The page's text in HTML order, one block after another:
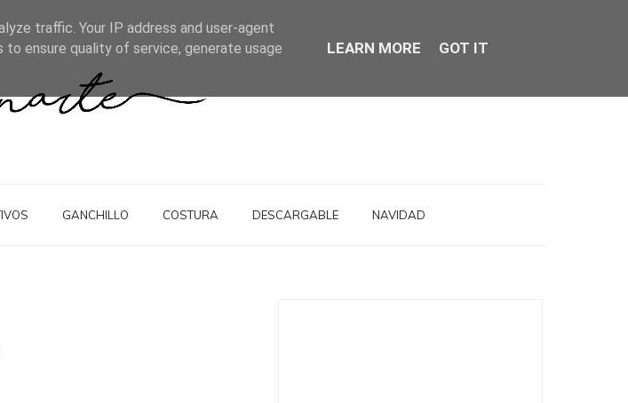
GANCHILLO COSTURA DESCARGABLE NAVIDAD
traffic. Your IP address and user-agent
ensure quality of service, generate usage
LEARN MORE GOT IT